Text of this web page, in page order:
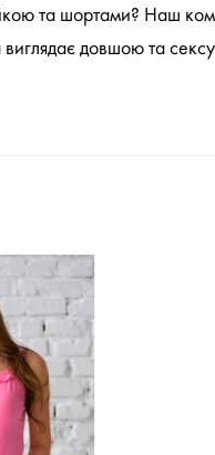
та шортами? Наш
виглядає довшою та